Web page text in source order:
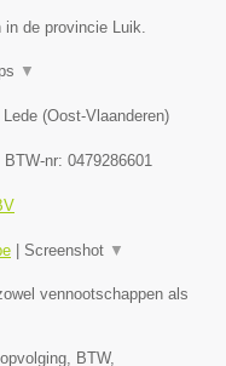
de provincie Luik.
▼
Lede (Oost-Vlaanderen)
BTW-nr: 0479286601
Screenshot ▼
vennootschappen als
BTW,